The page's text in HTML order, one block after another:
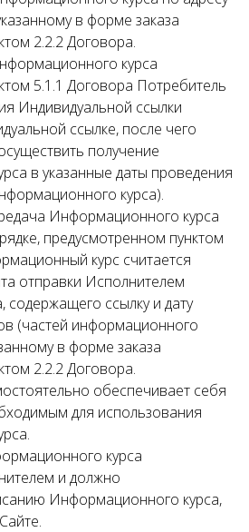
в форме заказа
2.2.2 Договора.
курса
5.1.1 Договора Потребитель
Индивидуальной ссылки
ссылке, после чего
получение
в указанные даты проведения
курса).
Информационного курса
предусмотренном пунктом
курс считается
отправки Исполнителем
содержащего ссылку и дату
(частей информационного
в форме заказа
2.2.2 Договора.
обеспечивает себя
для использования
курса
и должно
Информационного курса,